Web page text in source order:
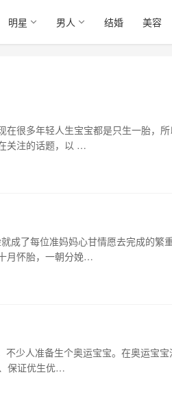
明星 男人 结婚 美容
很多年轻人生宝宝都是只生一胎，
关注的话题，以 …
成了每位准妈妈心甘情愿去完成的繁
怀胎，一朝分娩…
少人准备生个奥运宝宝。在奥运宝
保证优生优…